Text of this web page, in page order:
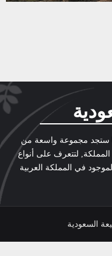
ستجد مجموعة واسعة من
لتتعرف على أنواع
في المملكة العربية
السعودية